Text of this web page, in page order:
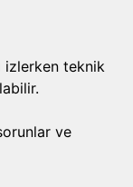
izlerken teknik
ve